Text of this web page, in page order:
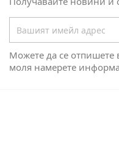
Можете да се отпишете
моля намерете